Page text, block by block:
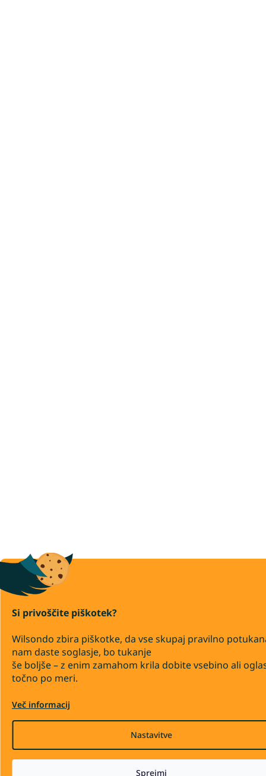
Si privoščite piškotek?
Wilsondo zbira piškotke, da vse skupaj pravilno
nam daste soglasje, bo tukanje
še boljše – z enim zamahom krila dobite vsebino ali
točno po meri.
Več informacij
Nastavitve
Sprejmi